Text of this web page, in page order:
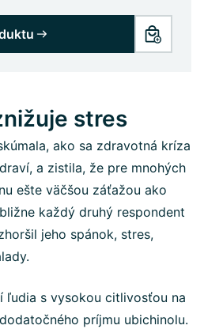
stres
ako sa zdravotná kríza
a zistila, že pre mnohých
ešte väčšou záťažou ako
každý druhý respondent
jeho spánok, stres,
ľudia s vysokou citlivosťou na
príjmu ubichinolu.